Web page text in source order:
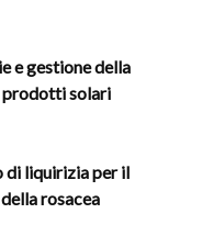
e gestione della
prodotti solari
di liquirizia per il
rosacea